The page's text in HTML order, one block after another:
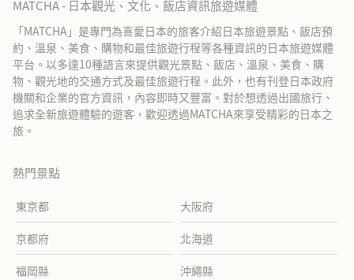
MATCHA - 日本觀光、文化、飯店資訊旅遊媒體
「MATCHA」是專門為喜愛日本的旅客介紹日本旅遊景點、飯店預
約、溫泉、美食、購物和最佳旅遊行程等各種資訊的日本旅遊媒體
平台。以多達10種語言來提供觀光景點、飯店、溫泉、美食、購
物、觀光地的交通方式及最佳旅遊行程。此外，也有刊登日本政府
機關和企業的官方資訊，內容即時又豐富。對於想透過出國旅行、
追求全新旅遊體驗的遊客，歡迎透過MATCHA來享受精彩的日本之
旅。
熱門景點
東京都 大阪府
京都府 北海道
福岡縣 沖繩縣